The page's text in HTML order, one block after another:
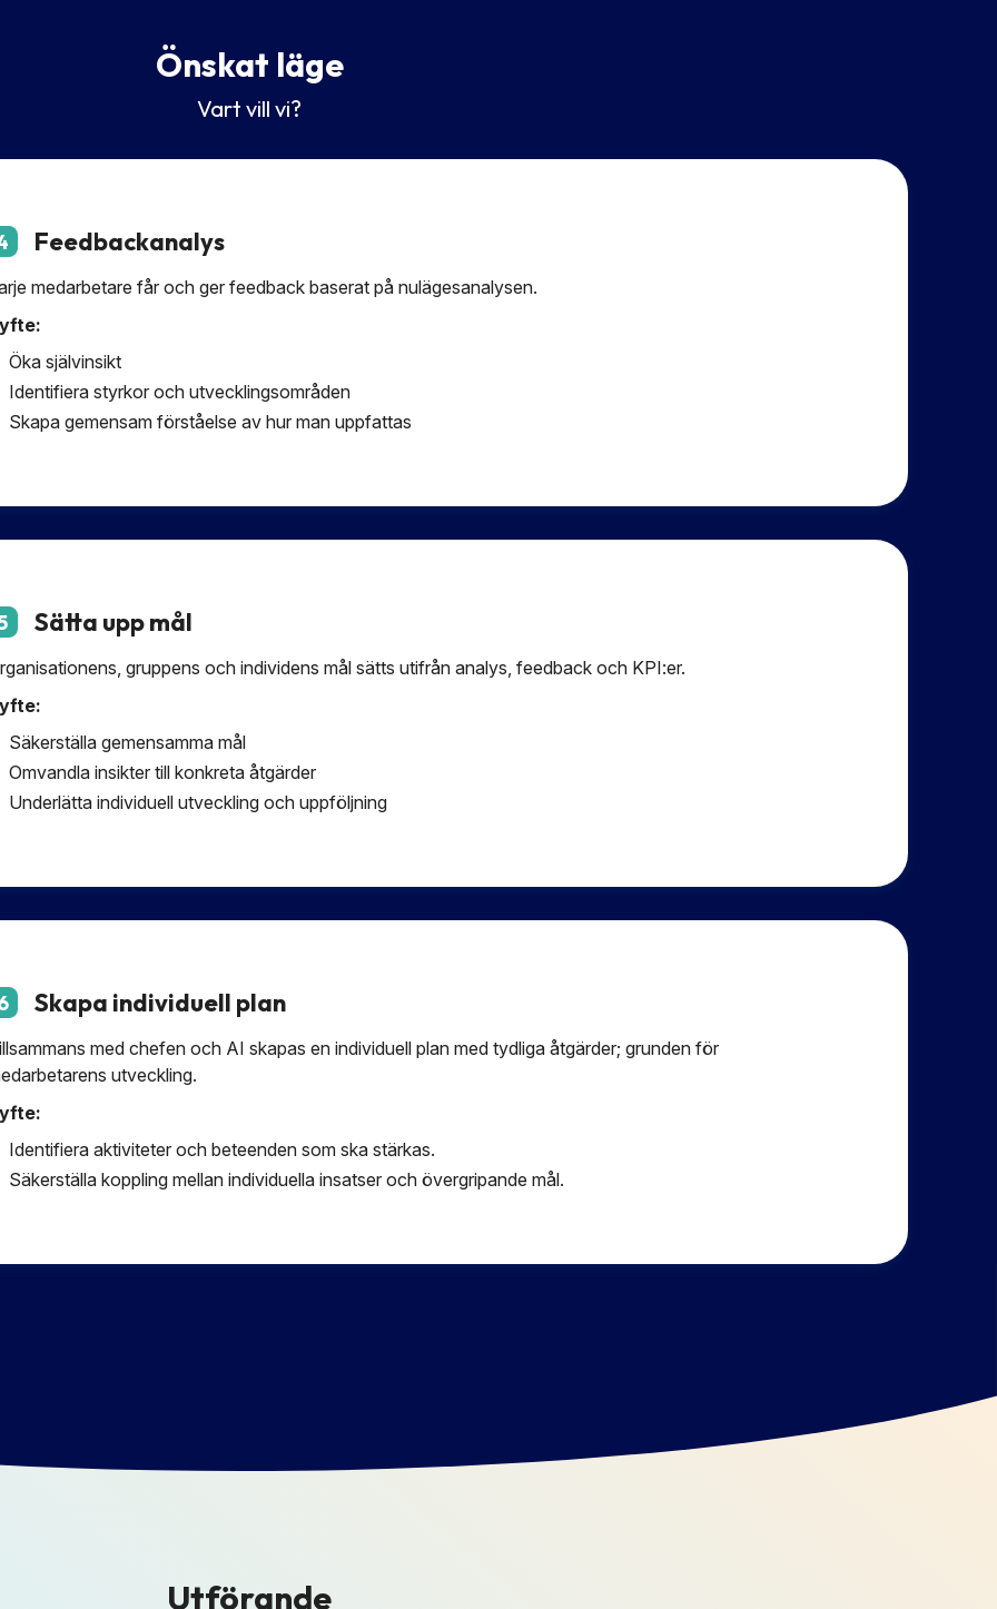
Önskat läge
Vart vill vi?
Feedbackanalys
medarbetare får och ger feedback baserat på nulägesanalysen.
Öka självinsikt
Identifiera styrkor och utvecklingsområden
Skapa gemensam förståelse av hur man uppfattas
Sätta upp mål
gruppens och individens mål sätts utifrån analys, feedback och KPI:er.
Säkerställa gemensamma mål
Omvandla insikter till konkreta åtgärder
Underlätta individuell utveckling och uppföljning
Skapa individuell plan
med chefen och AI skapas en individuell plan med tydliga åtgärder; grunden för
utveckling.
Identifiera aktiviteter och beteenden som ska stärkas.
Säkerställa koppling mellan individuella insatser och övergripande mål.
Utförande